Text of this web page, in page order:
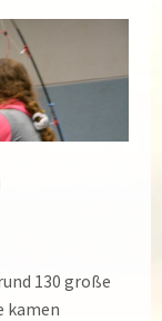
130 große
kamen